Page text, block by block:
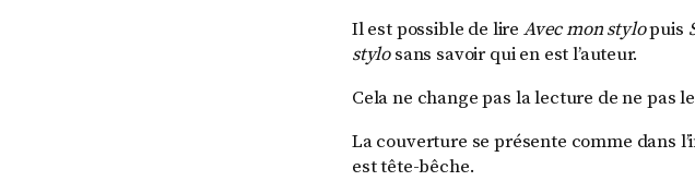
Il est possible de lire Avec mon stylopuis
stylosans savoir qui en est l’auteur.
Cela ne change pas la lecture de ne pas
La couverture se présente comme dans
est tête-bêche.